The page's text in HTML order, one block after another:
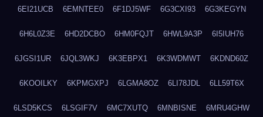
6EI21UCB 6EMNTEE0 6F1DJ5WF 6G3CXI93 6G3KEGYN
6H6L0Z3E 6HD2DCBO 6HM0FQJT 6HWL9A3P 6I5IUH76
6JGSI1UR 6JQL3WKJ 6K3EBPX1 6K3WDMWT 6KDND60Z
6KOOILKY 6KPMGXPJ 6LGMA8OZ 6LI78JDL 6LL59T6X
6LSD5KCS 6LSGIF7V 6MC7XUTQ 6MNBISNE 6MRU4GHW